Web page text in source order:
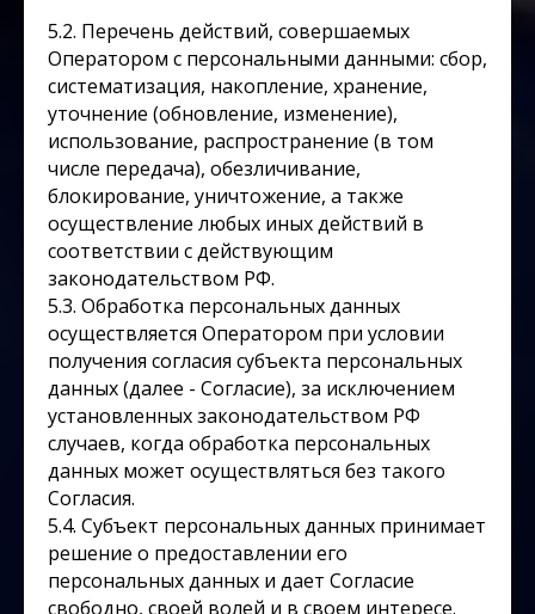
5.2. Перечень действий, совершаемых
Оператором с персональными данными: сбор,
систематизация, накопление, хранение,
уточнение (обновление, изменение),
использование, распространение (в том
числе передача), обезличивание,
блокирование, уничтожение, а также
осуществление любых иных действий в
соответствии с действующим
законодательством РФ.
5.3. Обработка персональных данных
осуществляется Оператором при условии
получения согласия субъекта персональных
данных (далее - Согласие), за исключением
установленных законодательством РФ
случаев, когда обработка персональных
данных может осуществляться без такого
Согласия.
5.4. Субъект персональных данных принимает
решение о предоставлении его
персональных данных и дает Согласие
свободно, своей волей и в своем интересе.